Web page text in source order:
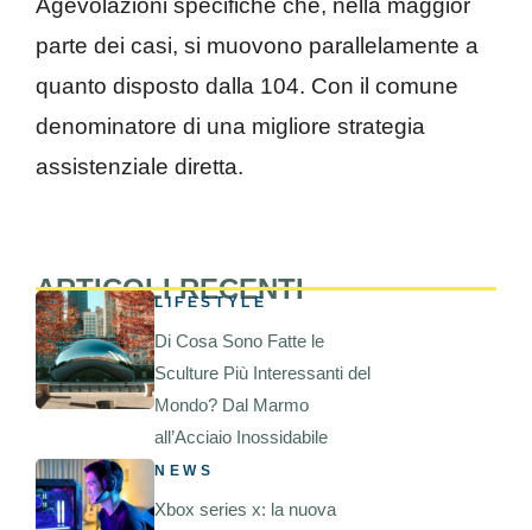
Agevolazioni specifiche che, nella maggior
parte dei casi, si muovono parallelamente a
quanto disposto dalla 104. Con il comune
denominatore di una migliore strategia
assistenziale diretta.
ARTICOLI RECENTI
LIFESTYLE
Di Cosa Sono Fatte le
Sculture Più Interessanti del
Mondo? Dal Marmo
all’Acciaio Inossidabile
NEWS
Xbox series x: la nuova